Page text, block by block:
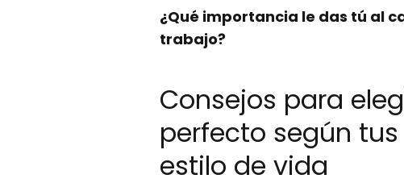
¿Qué importancia le das tú al
trabajo?
Consejos para
perfecto según
estilo de vida